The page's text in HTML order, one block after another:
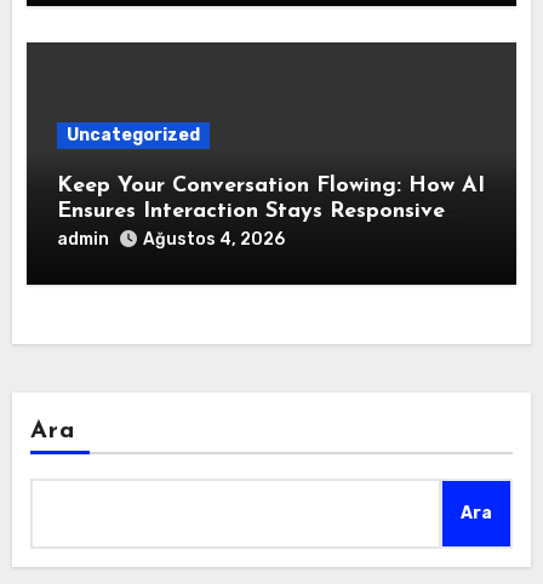
Uncategorized
Keep Your Conversation Flowing: How AI
Ensures Interaction Stays Responsive
During Dialogue
admin Ağustos 4, 2026
Ara
Ara